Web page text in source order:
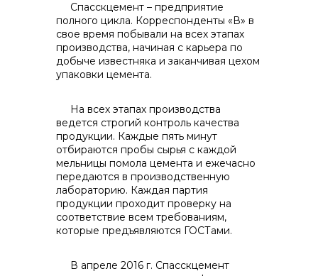
Спасскцемент – предприятие
полного цикла. Корреспонденты «В» в
свое время побывали на всех этапах
производства, начиная с карьера по
добыче известняка и заканчивая цехом
упаковки цемента.
На всех этапах производства
ведется строгий контроль качества
продукции. Каждые пять минут
отбираются пробы сырья с каждой
мельницы помола цемента и ежечасно
передаются в производственную
лабораторию. Каждая партия
продукции проходит проверку на
соответствие всем требованиям,
которые предъявляются ГОСТами.
В апреле 2016 г. Спасскцемент